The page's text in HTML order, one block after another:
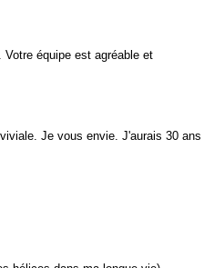
équipe est agréable et
Je vous envie. J'aurais 30 ans